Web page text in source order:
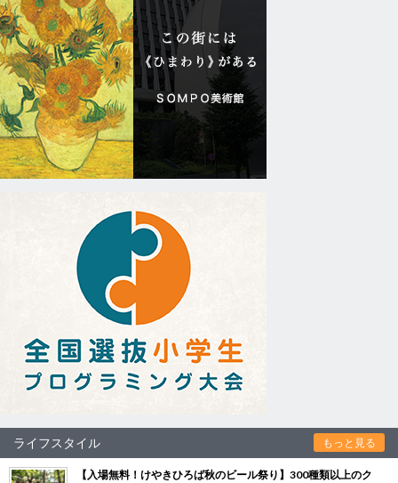
ライフスタイル もっと見る
【入場無料！けやきひろば秋のビール祭り】300種類以上のク